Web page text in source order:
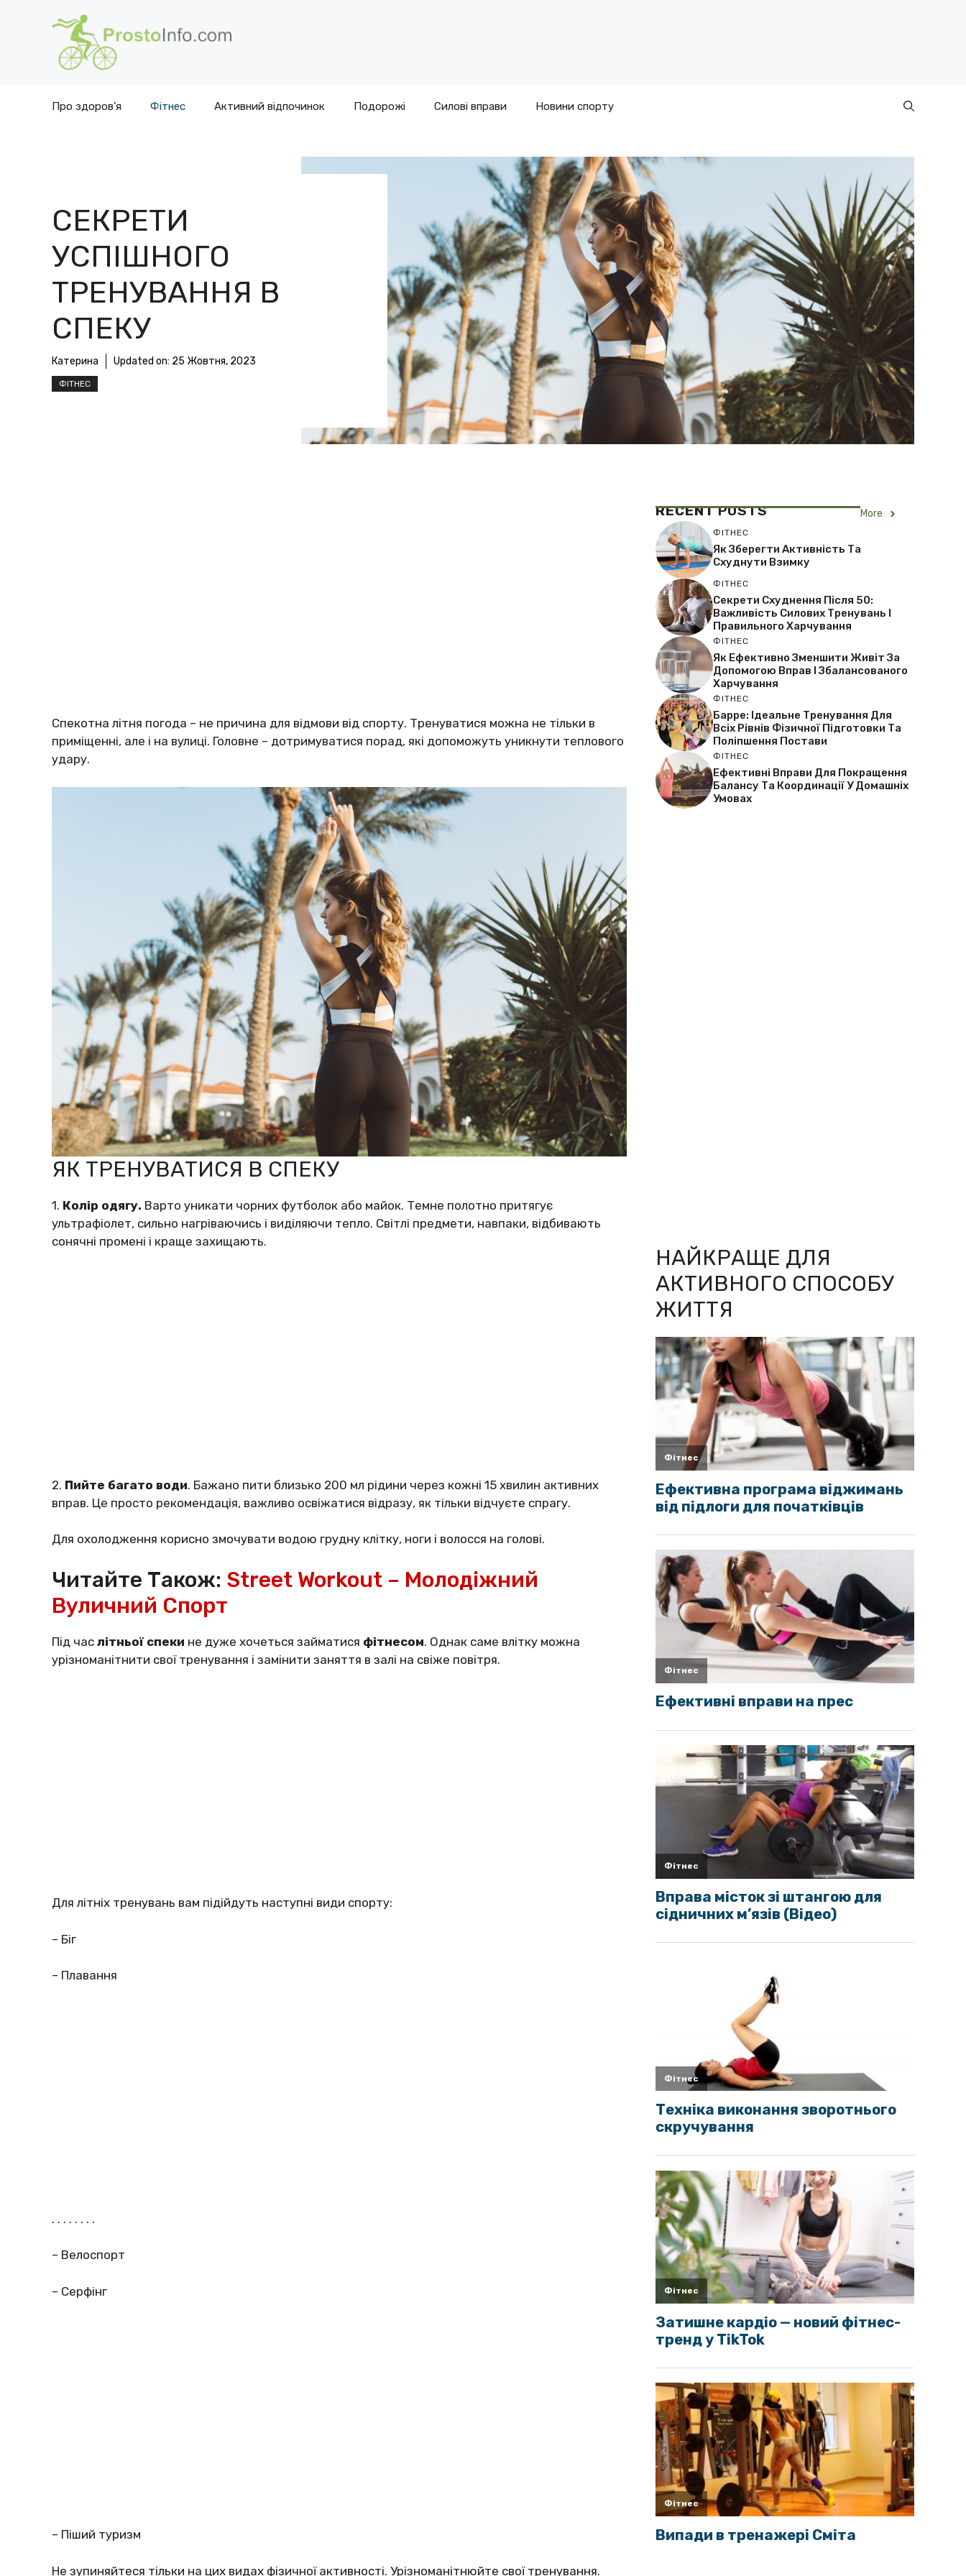
Про здоров’я Фітнес Активний відпочинок Подорожі Силові вправи Новини спорту
СЕКРЕТИ
УСПІШНОГО
ТРЕНУВАННЯ В
СПЕКУ
Катерина Updated on: 25 Жовтня, 2023
ФІТНЕС
Спекотна літня погода – не причина для відмови від спорту. Тренуватися можна не тільки в
приміщенні, але і на вулиці. Головне – дотримуватися порад, які допоможуть уникнути теплового
удару.
ЯК ТРЕНУВАТИСЯ В СПЕКУ
1. Колір одягу. Варто уникати чорних футболок або майок. Темне полотно притягує
ультрафіолет, сильно нагріваючись і виділяючи тепло. Світлі предмети, навпаки, відбивають
сонячні промені і краще захищають.
2. Пийте багато води. Бажано пити близько 200 мл рідини через кожні 15 хвилин активних
вправ. Це просто рекомендація, важливо освіжатися відразу, як тільки відчуєте спрагу.
Для охолодження корисно змочувати водою грудну клітку, ноги і волосся на голові.
Читайте Також: Street Workout – Молодіжний
Вуличний Спорт
Під час літньої спеки не дуже хочеться займатися фітнесом. Однак саме влітку можна
урізноманітнити свої тренування і замінити заняття в залі на свіже повітря.
Для літніх тренувань вам підійдуть наступні види спорту:
– Біг
– Плавання
. . . . . . . .
– Велоспорт
– Серфінг
– Піший туризм
Не зупиняйтеся тільки на цих видах фізичної активності. Урізноманітнюйте свої тренування.
RECENTPOSTS More
ФІТНЕС
Як Зберегти Активність Та
Схуднути Взимку
ФІТНЕС
Секрети Схуднення Після 50:
Важливість Силових Тренувань І
Правильного Харчування
ФІТНЕС
Як Ефективно Зменшити Живіт За
Допомогою Вправ І Збалансованого
Харчування
ФІТНЕС
Барре: Ідеальне Тренування Для
Всіх Рівнів Фізичної Підготовки Та
Поліпшення Постави
ФІТНЕС
Ефективні Вправи Для Покращення
Балансу Та Координації У Домашніх
Умовах
НАЙКРАЩЕ ДЛЯ
АКТИВНОГО СПОСОБУ
ЖИТТЯ